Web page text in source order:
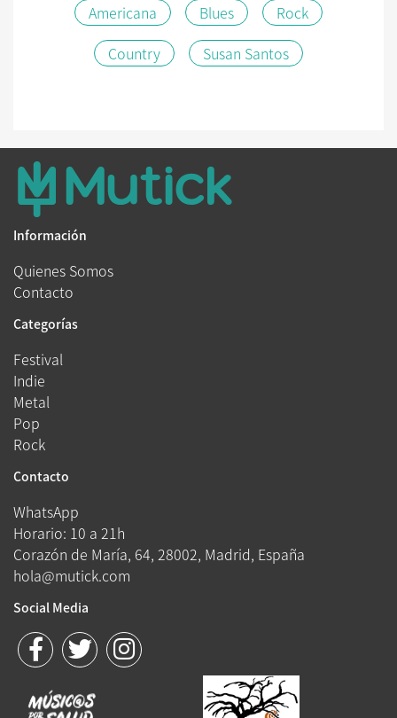
Americana Blues
Rock
Country
Susan Santos
Información
Quienes Somos
Contacto
Categorías
Festival
Indie
Metal
Pop
Rock
Contacto
WhatsApp
Horario: 10 a 21h
Corazón de María, 64, 28002, Madrid, España
hola@mutick.com
Social Media